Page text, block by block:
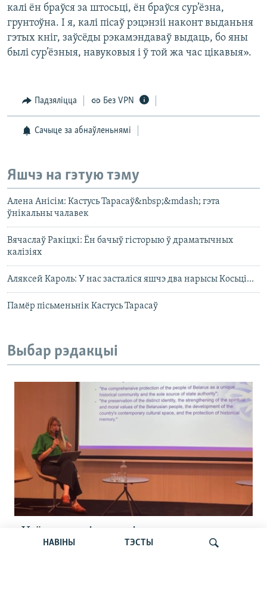
НАВІНЫ ТЭСТЫ
калі ён браўся за штосьці, ён браўся сур’ёзна,
грунтоўна. І я, калі пісаў рэцэнзіі наконт выданьня
гэтых кніг, заўсёды рэкамэндаваў выдаць, бо яны
былі сур’ёзныя, навуковыя і ў той жа час цікавыя».
Падзяліцца Без VPN
Сачыце за абнаўленьнямі
Яшчэ на гэтую тэму
Алена Анісім: Кастусь Тарасаў&nbsp;&mdash; гэта
ўнікальны чалавек
Вячаслаў Ракіцкі: Ён бачыў гісторыю ў драматычных
калізіях
Аляксей Кароль: У нас засталіся яшчэ два нарысы Косьці...
Памёр пісьменьнік Кастусь Тарасаў
Выбар рэдакцыі
«Усё кепска і вельмі кепска».
Як прайшла дыскусія «Мова, культура,